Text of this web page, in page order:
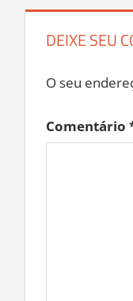
DEIXE SEU
O seu
Comentário